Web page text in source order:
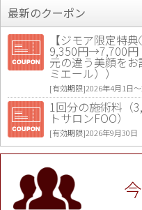
最新のクーポン
【ジモア限定特
9,350円→7,700円
元の違う美顔を
ミエール））
[有効期限]2026年4月1日
1回分の施術料（
トサロンFOO）
[有効期限]2026年9月30日
値段提示後「ジ
P！※チケットと
駅前店）
[有効期限]2026年9月30日